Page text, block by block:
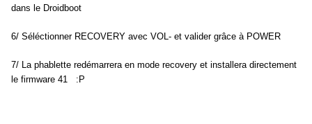
dans le Droidboot
6/ Séléctionner RECOVERY avec VOL- et valider grâce à POWER
7/ La phablette redémarrera en mode recovery et installera directement
le firmware 41 :P